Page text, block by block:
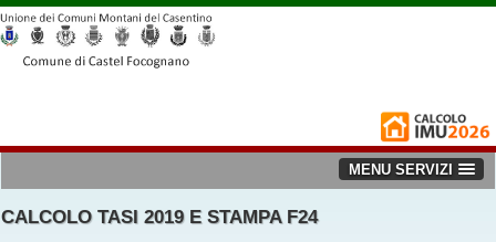
MENU SERVIZI
CALCOLO TASI 2019 E STAMPA F24